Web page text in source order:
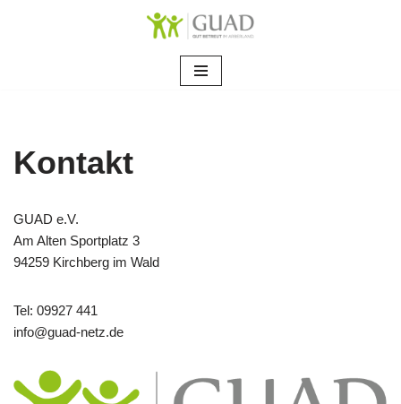
Kontakt
GUAD e.V.
Am Alten Sportplatz 3
94259 Kirchberg im Wald
Tel: 09927 441
info@guad-netz.de